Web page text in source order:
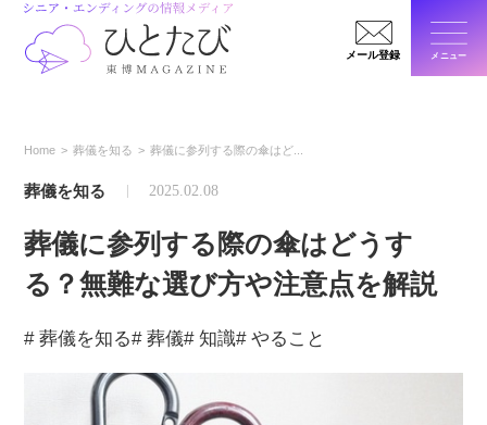
メール登録 メニュー
Home 葬儀を知る 葬儀に参列する際の傘はど...
葬儀を知る 2025.02.08
葬儀に参列する際の傘はどうす
る？無難な選び方や注意点を解説
# 葬儀を知る# 葬儀# 知識# やること